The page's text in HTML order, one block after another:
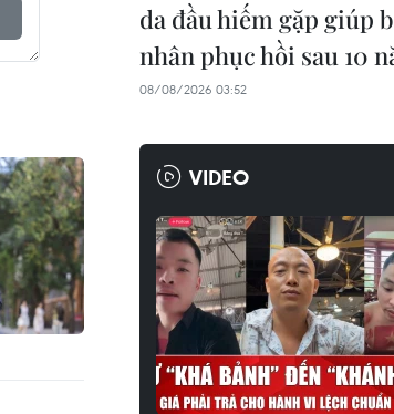
da đầu hiếm gặp giúp
nhân phục hồi sau 10
08/08/2026 03:52
VIDEO